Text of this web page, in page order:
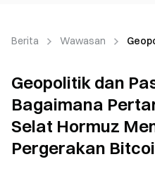
Berita Wawasan
Geopolitik dan
Bagaimana
Selat Hormuz
Pergerakan